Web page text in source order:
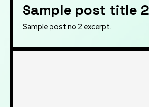
Sample post title 2
Sample post no 2 excerpt.